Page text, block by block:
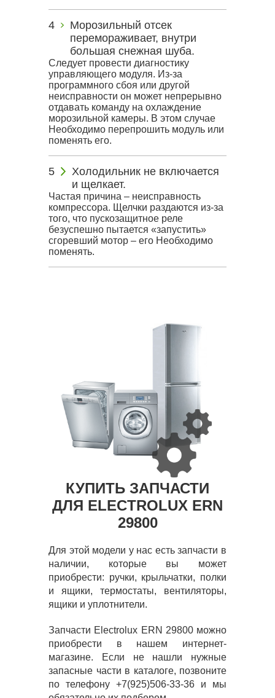
Морозильный отсек
перемораживает, внутри
большая снежная шуба.
Следует провести диагностику
управляющего модуля. Из-за
программного сбоя или другой
неисправности он может непрерывно
отдавать команду на охлаждение
морозильной камеры. В этом случае
Необходимо перепрошить модуль или
поменять его.
Холодильник не включается
и щелкает.
Частая причина – неисправность
компрессора. Щелчки раздаются из-за
того, что пускозащитное реле
безуспешно пытается «запустить»
сгоревший мотор – его Необходимо
поменять.
КУПИТЬ ЗАПЧАСТИ
ДЛЯ ELECTROLUX ERN
29800
Для этой модели у нас есть запчасти в
наличии, которые вы может
приобрести: ручки, крыльчатки, полки
и ящики, термостаты, вентиляторы,
ящики и уплотнители.
Запчасти Electrolux ERN 29800 можно
приобрести в нашем интернет-
магазине. Если не нашли нужные
запасные части в каталоге, позвоните
по телефону +7(925)506-33-36 и мы